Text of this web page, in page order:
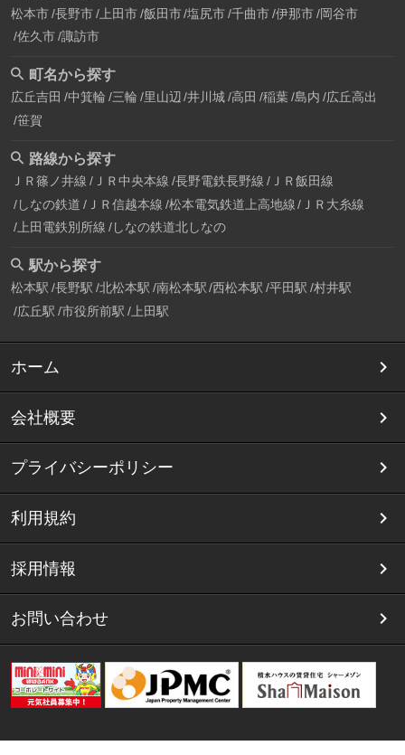
松本市 長野市 上田市 飯田市 塩尻市 千曲市 伊那市 岡谷市
佐久市 諏訪市
町名から探す
広丘吉田 中箕輪 三輪 里山辺 井川城 高田 稲葉 島内 広丘高出
笹賀
路線から探す
ＪＲ篠ノ井線 ＪＲ中央本線 長野電鉄長野線 ＪＲ飯田線
しなの鉄道 ＪＲ信越本線 松本電気鉄道上高地線
ＪＲ大糸線
上田電鉄別所線 しなの鉄道北しなの
駅から探す
松本駅 長野駅 北松本駅 南松本駅 西松本駅 平田駅 村井駅
広丘駅 市役所前駅 上田駅
ホーム
会社概要
プライバシーポリシー
利用規約
採用情報
お問い合わせ